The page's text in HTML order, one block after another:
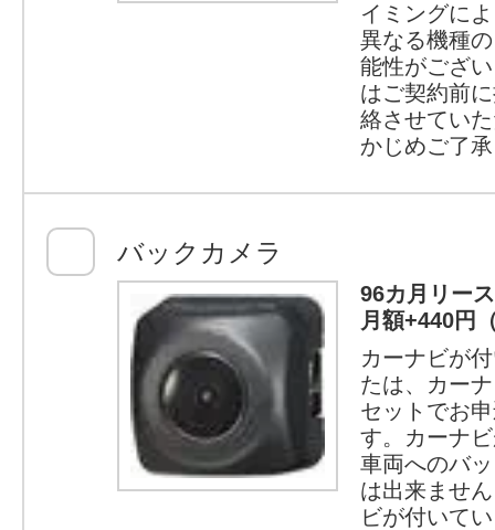
イミングに
異なる機種
能性がござ
はご契約前
絡させてい
かじめご了
バックカメラ
96カ月リー
月額+440円
カーナビが
たは、カー
セットでお
す。カーナ
車両へのバ
は出来ませ
ビが付いて